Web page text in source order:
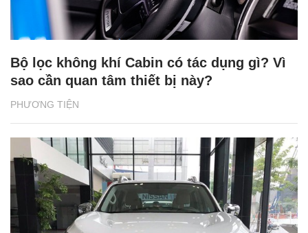
PHƯƠNG TIỆN
Bộ lọc không khí Cabin có tác dụng gì? Vì
sao cần quan tâm thiết bị này?